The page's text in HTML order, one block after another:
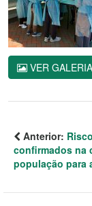
VER GALERIA
Anterior:
confirmados na
população para